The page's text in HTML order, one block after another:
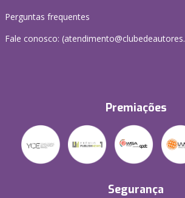
Perguntas frequentes
Fale conosco:
Premiações
Segurança